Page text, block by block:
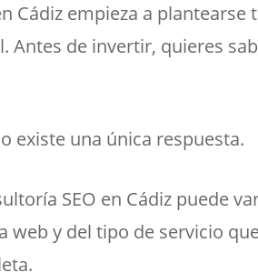
Cádiz empieza a
Antes de invertir, quieres
existe una única respuesta.
SEO en Cádiz puede
web y del tipo de servicio